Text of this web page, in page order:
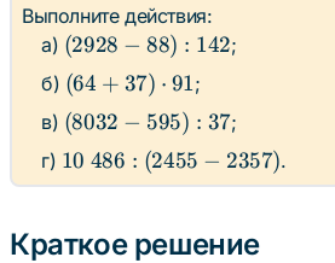
Выполните действия:
а) (2928
- 88)
: 142
(2928 − 88) : 142;
б) (64
+
37)
\cdot
91
(64 + 37) ⋅ 91;
в) (8032
-
595) :
(8032 − 595) : 37;
г) 10 \
486 :
-
10 486 : (2455 − 2357).
Краткое решение